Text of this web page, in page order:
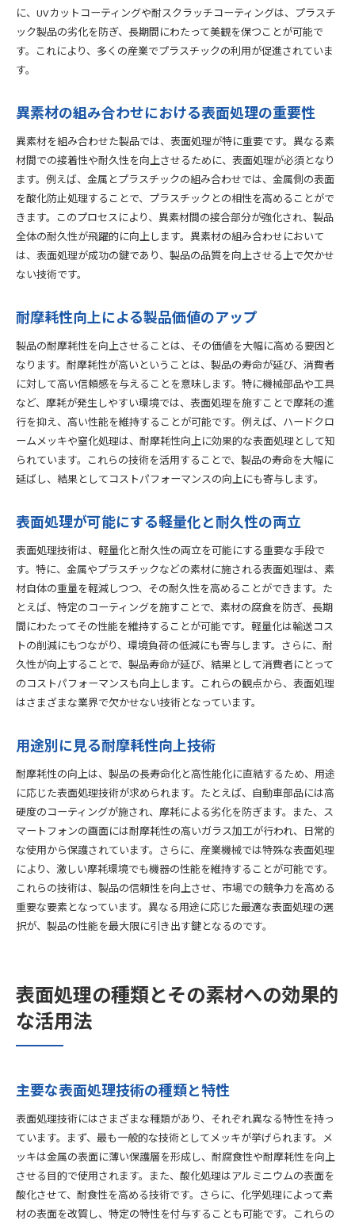
に、UVカットコーティングや耐スクラッチコーティングは、プラスチ
ック製品の劣化を防ぎ、長期間にわたって美観を保つことが可能で
す。これにより、多くの産業でプラスチックの利用が促進されていま
す。
異素材の組み合わせにおける表面処理の重要性
異素材を組み合わせた製品では、表面処理が特に重要です。異なる素
材間での接着性や耐久性を向上させるために、表面処理が必須となり
ます。例えば、金属とプラスチックの組み合わせでは、金属側の表面
を酸化防止処理することで、プラスチックとの相性を高めることがで
きます。このプロセスにより、異素材間の接合部分が強化され、製品
全体の耐久性が飛躍的に向上します。異素材の組み合わせにおいて
は、表面処理が成功の鍵であり、製品の品質を向上させる上で欠かせ
ない技術です。
耐摩耗性向上による製品価値のアップ
製品の耐摩耗性を向上させることは、その価値を大幅に高める要因と
なります。耐摩耗性が高いということは、製品の寿命が延び、消費者
に対して高い信頼感を与えることを意味します。特に機械部品や工具
など、摩耗が発生しやすい環境では、表面処理を施すことで摩耗の進
行を抑え、高い性能を維持することが可能です。例えば、ハードクロ
ームメッキや窒化処理は、耐摩耗性向上に効果的な表面処理として知
られています。これらの技術を活用することで、製品の寿命を大幅に
延ばし、結果としてコストパフォーマンスの向上にも寄与します。
表面処理が可能にする軽量化と耐久性の両立
表面処理技術は、軽量化と耐久性の両立を可能にする重要な手段で
す。特に、金属やプラスチックなどの素材に施される表面処理は、素
材自体の重量を軽減しつつ、その耐久性を高めることができます。た
とえば、特定のコーティングを施すことで、素材の腐食を防ぎ、長期
間にわたってその性能を維持することが可能です。軽量化は輸送コス
トの削減にもつながり、環境負荷の低減にも寄与します。さらに、耐
久性が向上することで、製品寿命が延び、結果として消費者にとって
のコストパフォーマンスも向上します。これらの観点から、表面処理
はさまざまな業界で欠かせない技術となっています。
用途別に見る耐摩耗性向上技術
耐摩耗性の向上は、製品の長寿命化と高性能化に直結するため、用途
に応じた表面処理技術が求められます。たとえば、自動車部品には高
硬度のコーティングが施され、摩耗による劣化を防ぎます。また、ス
マートフォンの画面には耐摩耗性の高いガラス加工が行われ、日常的
な使用から保護されています。さらに、産業機械では特殊な表面処理
により、激しい摩耗環境でも機器の性能を維持することが可能です。
これらの技術は、製品の信頼性を向上させ、市場での競争力を高める
重要な要素となっています。異なる用途に応じた最適な表面処理の選
択が、製品の性能を最大限に引き出す鍵となるのです。
表面処理の種類とその素材への効果的
な活用法
主要な表面処理技術の種類と特性
表面処理技術にはさまざまな種類があり、それぞれ異なる特性を持っ
ています。まず、最も一般的な技術としてメッキが挙げられます。メ
ッキは金属の表面に薄い保護層を形成し、耐腐食性や耐摩耗性を向上
させる目的で使用されます。また、酸化処理はアルミニウムの表面を
酸化させて、耐食性を高める技術です。さらに、化学処理によって素
材の表面を改質し、特定の特性を付与することも可能です。これらの